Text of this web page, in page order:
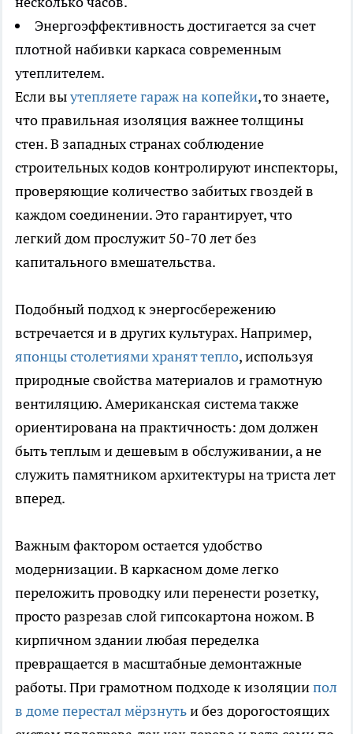
Энергоэффективность достигается за счет
плотной набивки каркаса современным
утеплителем.
Если выутепляете гараж на копейки, то знаете,
что правильная изоляция важнее толщины
стен. В западных странах соблюдение
строительных кодов контролируют инспекторы,
проверяющие количество забитых гвоздей в
каждом соединении. Это гарантирует, что
легкий дом прослужит 50-70 лет без
капитального вмешательства.
Подобный подход к энергосбережению
встречается и в других культурах. Например,
японцы столетиями хранят тепло, используя
природные свойства материалов и грамотную
вентиляцию. Американская система также
ориентирована на практичность: дом должен
быть теплым и дешевым в обслуживании, а не
служить памятником архитектуры на триста лет
вперед.
Важным фактором остается удобство
модернизации. В каркасном доме легко
переложить проводку или перенести розетку,
просто разрезав слой гипсокартона ножом. В
кирпичном здании любая переделка
превращается в масштабные демонтажные
работы. При грамотном подходе к изоляциипол
в доме перестал мёрзнутьи без дорогостоящих